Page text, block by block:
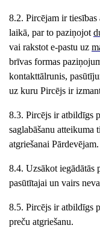
8.2. Pircējam ir tiesības
laikā, par to paziņojot
vai rakstot e-pastu uz
brīvas formas
kontakttālrunis,
uz kuru Pircējs ir
8.3. Pircējs ir atbildīgs
saglabāšanu atteikuma
atgriešanai Pārdevējam.
8.4. Uzsākot iegādātās
pasūtītajai un vairs
8.5. Pircējs ir atbildīgs
preču atgriešanu.